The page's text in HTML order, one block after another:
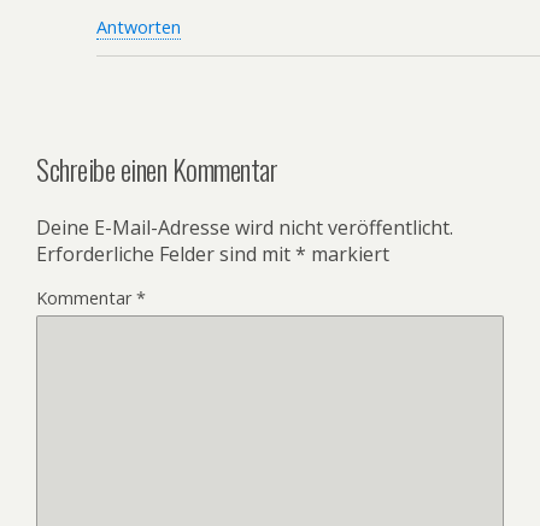
Antworten
Schreibe einen Kommentar
Deine E-Mail-Adresse wird nicht veröffentlicht.
Erforderliche Felder sind mit* markiert
Kommentar*